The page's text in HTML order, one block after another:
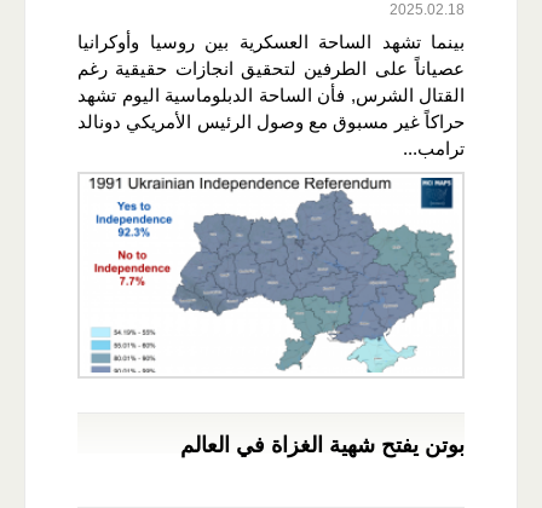
2025.02.18
بينما تشهد الساحة العسكرية بين روسيا وأوكرانيا
عصياناً على الطرفين لتحقيق انجازات حقيقية رغم
القتال الشرس, فأن الساحة الدبلوماسية اليوم تشهد
حراكاً غير مسبوق مع وصول الرئيس الأمريكي دونالد
ترامب...
بوتن يفتح شهية الغزاة في العالم